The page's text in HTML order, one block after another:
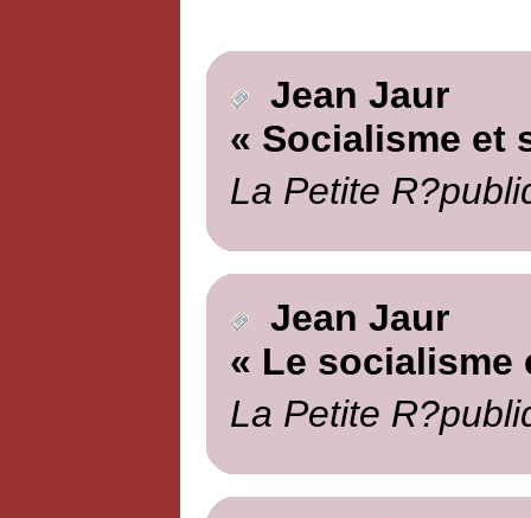
Jean Jaur
« Socialisme et
La Petite
Jean Jaur
« Le socialisme
La Petite